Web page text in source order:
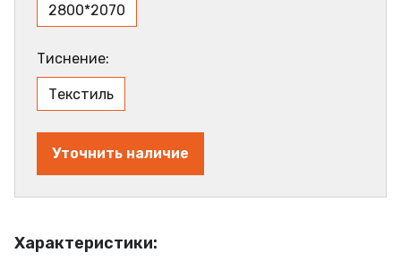
Характеристики:
2800*2070
Тиснение:
Текстиль
Уточнить наличие